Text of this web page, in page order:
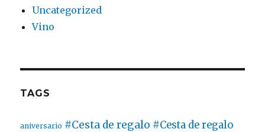
Uncategorized
Vino
TAGS
aniversario #Cesta de regalo #Cesta de regalo